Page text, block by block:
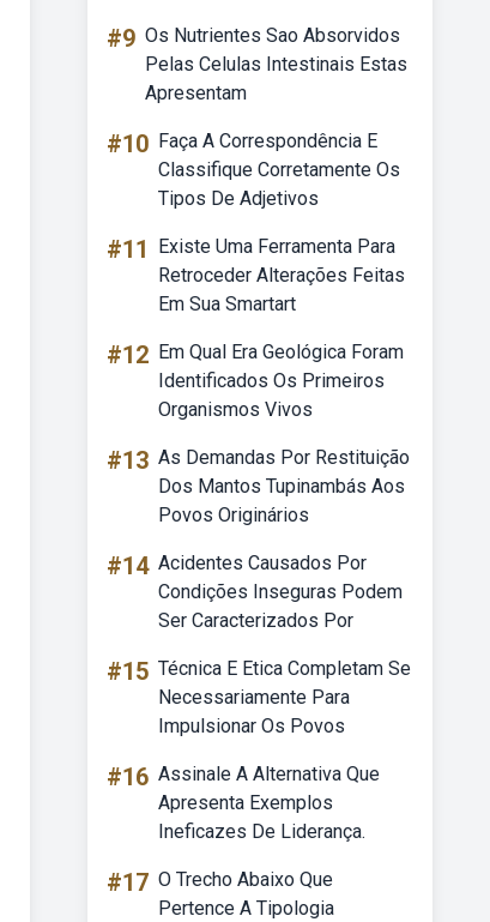
#9 Os Nutrientes Sao Absorvidos
Pelas Celulas Intestinais Estas
Apresentam
#10 Faça A Correspondência E
Classifique Corretamente Os
Tipos De Adjetivos
#11
Existe Uma Ferramenta Para
Retroceder Alterações Feitas
Em Sua Smartart
#12 Em Qual Era Geológica Foram
Identificados Os Primeiros
Organismos Vivos
#13 As Demandas Por Restituição
Dos Mantos Tupinambás Aos
Povos Originários
#14 Acidentes Causados Por
Condições Inseguras Podem
Ser Caracterizados Por
#15 Técnica E Etica Completam Se
Necessariamente Para
Impulsionar Os Povos
#16 Assinale A Alternativa Que
Apresenta Exemplos
Ineficazes De Liderança.
#17 O Trecho Abaixo Que
Pertence A Tipologia